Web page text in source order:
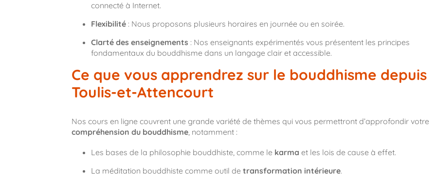
connecté à Internet.
Flexibilité: Nous proposons plusieurs horaires en journée ou en soirée.
Clarté des enseignements : Nos enseignants expérimentés vous présentent les principes
fondamentaux du bouddhisme dans un langage clair et accessible.
Ce que vous apprendrez sur le bouddhisme depuis
Toulis-et-Attencourt
Nos cours en ligne couvrent une grande variété de thèmes qui vous permettront d’approfondir votre
compréhension du bouddhisme, notamment :
Les bases de la philosophie bouddhiste, comme le karma et les lois de cause à effet.
La méditation bouddhiste comme outil de transformation intérieure.